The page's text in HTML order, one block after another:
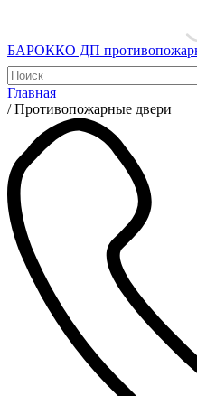
БАРОККО ДП
Главная
/ Противопожарные двери